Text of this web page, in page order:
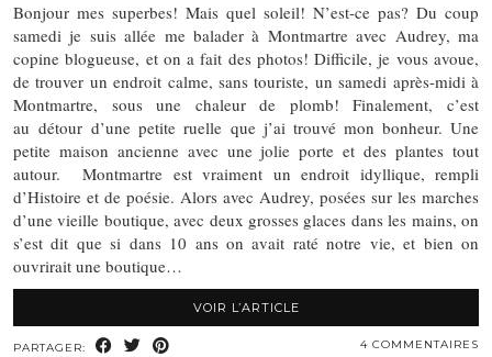
Bonjour mes superbes! Mais quel soleil! N’est-ce pas? Du coup
samedi je suis allée me balader à Montmartre avec Audrey, ma
copine blogueuse, et on a fait des photos! Difficile, je vous avoue,
de trouver un endroit calme, sans touriste, un samedi après-midi à
Montmartre, sous une chaleur de plomb! Finalement, c’est
au détour d’une petite ruelle que j’ai trouvé mon bonheur. Une
petite maison ancienne avec une jolie porte et des plantes tout
autour. Montmartre est vraiment un endroit idyllique, rempli
d’Histoire et de poésie. Alors avec Audrey, posées sur les marches
d’une vieille boutique, avec deux grosses glaces dans les mains, on
s’est dit que si dans 10 ans on avait raté notre vie, et bien on
ouvrirait une boutique…
VOIR L’ARTICLE
PARTAGER: 4 COMMENTAIRES